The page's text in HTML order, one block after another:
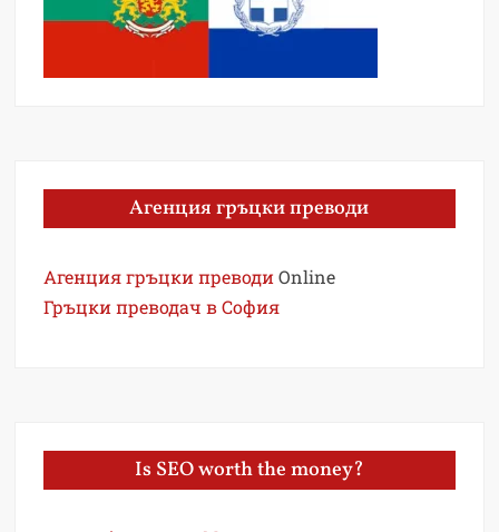
Агенция гръцки преводи
Агенция гръцки преводи Online
Гръцки преводач в София
Is SEO worth the money?